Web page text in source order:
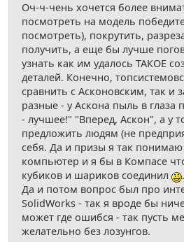
Оч-ч-чень хочется более
посмотреть на модель
посмотреть), покрутить,
получить, а еще бы лучше
узнать как им удалось ТАКОЕ
деталей. Конечно,
сравнить с Асконовским, так и
разные - у Аскона пыль в глаза
- лучшее!" "Вперед, Аскон", а у
предложить людям (не
себя. Да и призы я так
компьютер и я бы в Компасе
кубиков и шариков соединил
.
Да и потом вопрос был про
SolidWorks - так я вроде бы
может где ошибся - так пусть
желательно без лозунгов.